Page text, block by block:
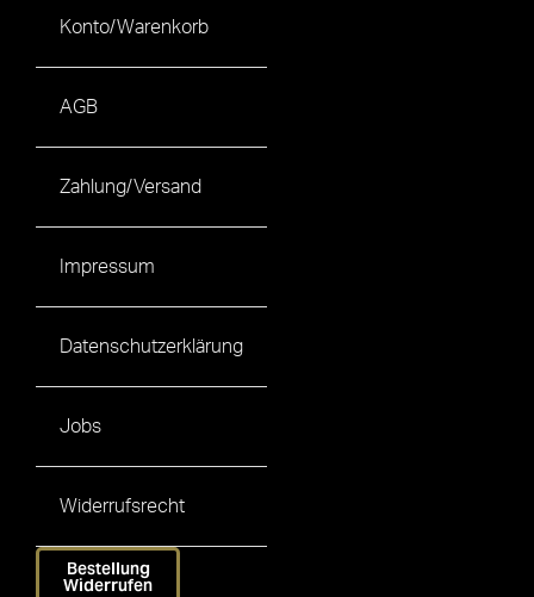
Konto/Warenkorb
AGB
Zahlung/Versand
Impressum
Datenschutzerklärung
Jobs
Widerrufsrecht
Bestellung
Widerrufen